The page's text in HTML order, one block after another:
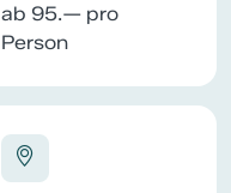
ab 95.— pro
Person